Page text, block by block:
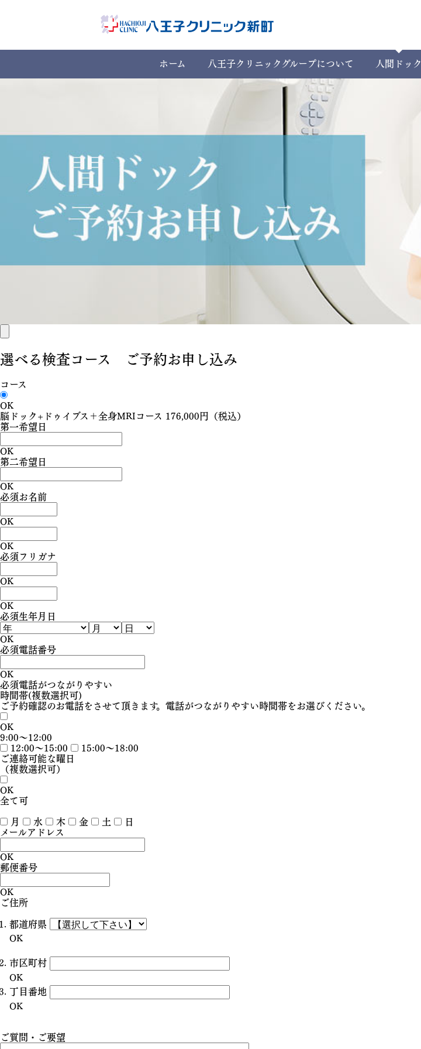
ホーム 八王子クリニックグループについて 人間ドック
選べる検査コース ご予約お申し込み
コース
OK
脳ドック+ドゥイブス＋全身MRIコース 176,000円（税込）
第一希望日
OK
第二希望日
OK
必須お名前
OK
OK
必須 フリガナ
OK
OK
必須生年月日
OK
必須電話番号
OK
必須電話がつながりやすい
時間帯(複数選択可)
ご予約確認のお電話をさせて頂きます。電話がつながりやすい時間帯をお選びください。
OK
9:00〜12:00
12:00〜15:00
15:00〜18:00
ご連絡可能な曜日
（複数選択可）
OK
全て可
月 水 木 金 土
日
メールアドレス
OK
郵便番号
OK
ご住所
都道府県
OK
市区町村
OK
丁目番地
OK
ご質問・ご要望